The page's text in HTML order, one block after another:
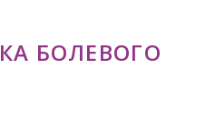
БОЛЕВОГО